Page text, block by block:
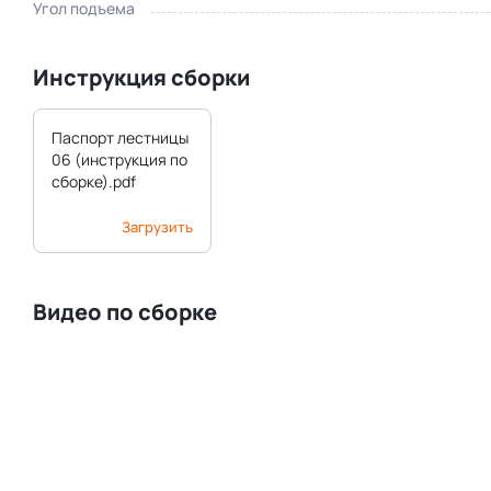
Угол подъема
Инструкция сборки
Паспорт лестницы
06 (инструкция по
сборке).pdf
Загрузить
Видео по сборке